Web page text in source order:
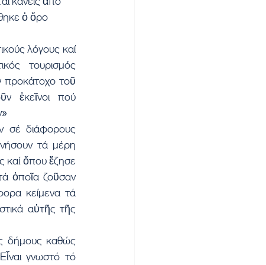
ὁ ὅρο
λόγους καί
τουρισμός
προκάτοχο τοῦ
ἐκεῖνοι πού
σέ διάφορους
τά μέρη
καί ὅπου ἔζησε
ὁποῖα ζοῦσαν
κείμενα τά
αὐτῆς τῆς
δήμους καθώς
γνωστό τό